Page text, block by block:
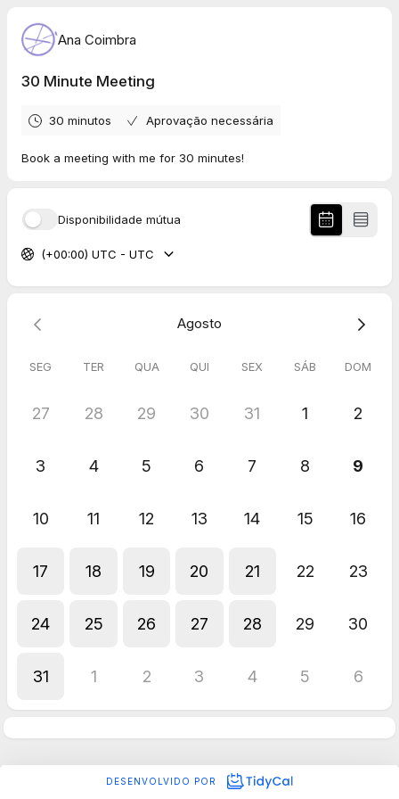
Ana Coimbra
30 Minute Meeting
30 minutos Aprovação necessária
Book a meeting with me for 30 minutes!
Disponibilidade mútua
(+00:00) UTC - UTC
Agosto
SEG TER QUA QUI SEX SÁB DOM
27 28 29 30 31 1 2
3 4 5 6 7 8 9
10 11 12 13 14 15 16
17 18 19 20 21 22 23
24 25 26 27 28 29 30
31 1 2 3 4 5 6
DESENVOLVIDO POR